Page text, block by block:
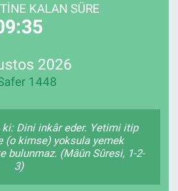
KALAN SÜRE
2026
1448
Dini inkâr eder. Yetimi itip
(o kimse) yoksula yemek
bulunmaz. (Mâûn Sûresi, 1-2-
3)